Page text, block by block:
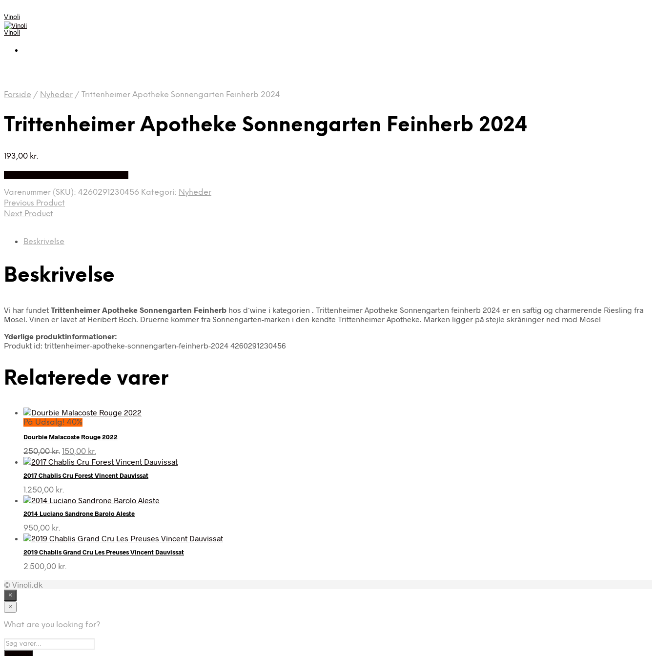
Vinoli
Vinoli
Forside / Nyheder / Trittenheimer Apotheke Sonnengarten Feinherb 2024
Trittenheimer Apotheke Sonnengarten Feinherb 2024
193,00 kr.
Varenummer (SKU): 4260291230456 Kategori: Nyheder
Previous Product
Next Product
Beskrivelse
Beskrivelse
Vi har fundet Trittenheimer Apotheke Sonnengarten Feinherb hos d´wine i kategorien
. Trittenheimer Apotheke Sonnengarten feinherb 2024 er en saftig og charmerende Riesling fra
Mosel. Vinen er lavet af Heribert Boch. Druerne kommer fra Sonnengarten-marken i den kendte Trittenheimer Apotheke. Marken ligger på stejle skråninger ned mod Mosel
Yderlige produktinformationer:
Produkt id: trittenheimer-apotheke-sonnengarten-feinherb-2024 4260291230456
Relaterede varer
På Udsalg! 40%
Dourbie Malacoste Rouge 2022
250,00kr. Den
oprindelige
var:
250,00 kr..
150,00 kr.
aktuelle
er:
2017 Chablis Cru Forest Vincent Dauvissat
1.250,00 kr.
2014 Luciano Sandrone Barolo Aleste
950,00 kr.
2019 Chablis Grand Cru Les Preuses Vincent Dauvissat
2.500,00 kr.
© Vinoli.dk
×
×
What are you looking for?